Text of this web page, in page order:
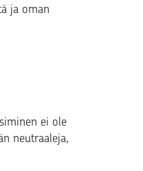
ja oman
ei ole
neutraaleja,